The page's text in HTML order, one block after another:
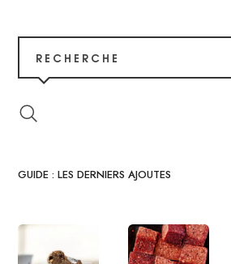
RECHERCHE
GUIDE : LES DERNIERS AJOUTES